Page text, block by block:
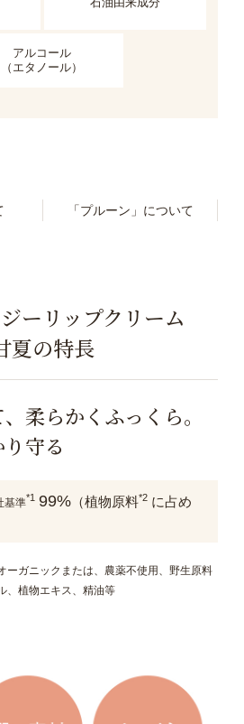
アルコール
（エタノール）
「プルーン」について
ーリップクリーム
夏の特長
柔らかくふっくら。
守る
基準*1 99%（植物原料*2に占め
ーガニックまたは、農薬不使用、野生原料
、植物エキス、精油等